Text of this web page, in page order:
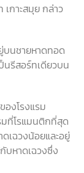
เกาะสมุย กล่าว
บนชายหาดทอด
นรีสอร์ทเดียวบน
ของโรงแรม
มที่โรแมนติกที่สุด
เฉวงน้อยและอยู่
บหาดเฉวงซึ่ง